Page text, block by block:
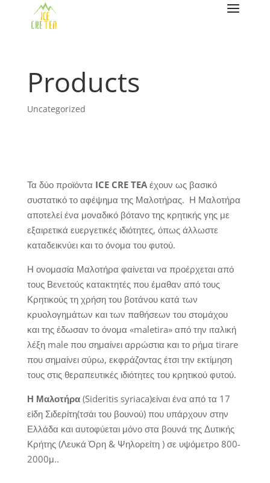
Products
Uncategorized
Τα δύο προϊόντα ICE CRE TEAέχουν ως βασικό
συστατικό το αφέψημα της Μαλοτήρας. Η Μαλοτήρα
αποτελεί ένα μοναδικό βότανο της κρητικής γης με
εξαιρετικά ευεργετικές ιδιότητες, όπως άλλωστε
καταδεικνύει και το όνομα του φυτού.
Η ονομασία Μαλοτήρα φαίνεται να προέρχεται από
τους Βενετούς κατακτητές που έμαθαν από τους
Κρητικούς τη χρήση του βοτάνου κατά των
κρυολογημάτων και των παθήσεων του στομάχου
και της έδωσαν το όνομα «maletira» από την ιταλική
λέξη male που σημαίνει αρρώστια και το ρήμα tirare
που σημαίνει σύρω, εκφράζοντας έτσι την εκτίμηση
τους στις θεραπευτικές ιδιότητες του κρητικού φυτού.
Η Μαλοτήρα(Sideritis syriaca)είναι ένα από τα 17
είδη Σιδερίτη(τσάι του βουνού) που υπάρχουν στην
Ελλάδα και αυτοφύεται μόνο στα βουνά της Δυτικής
Κρήτης (Λευκά Όρη & Ψηλορείτη ) σε υψόμετρο 800-
2000μ..